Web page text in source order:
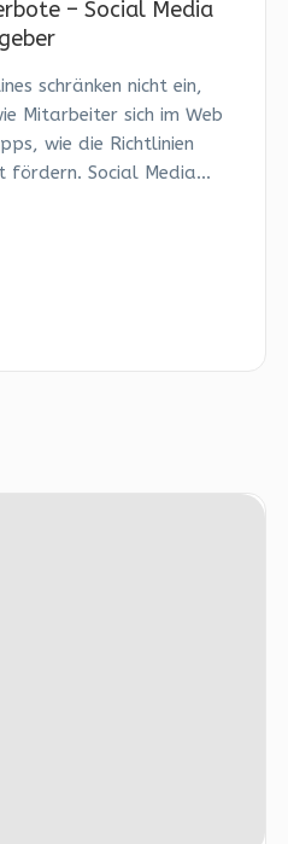
– Social Media
schränken nicht ein,
Mitarbeiter sich im Web
wie die Richtlinien
Social Media...